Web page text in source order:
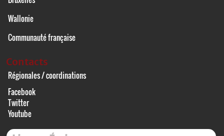
Wallonie
Communauté française
Contacts
Régionales / coordinations
Facebook
Twitter
Youtube